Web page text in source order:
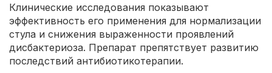
Клинические исследования показывают
эффективность его применения для нормализации
стула и снижения выраженности проявлений
дисбактериоза. Препарат препятствует развитию
последствий антибиотикотерапии.